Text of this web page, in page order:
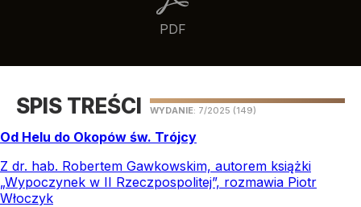
PDF
SPIS TREŚCI WYDANIE: 7/2025 (149)
Od Helu do Okopów św. Trójcy
Z dr. hab. Robertem Gawkowskim, autorem książki
„Wypoczynek w II Rzeczpospolitej”, rozmawia Piotr
Włoczyk